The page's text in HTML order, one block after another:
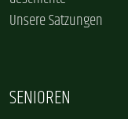
Unsere Satzungen
SENIOREN